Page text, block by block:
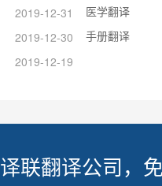
2019-12-31 医学翻译
2019-12-30 手册翻译
2019-12-19
译联翻译公司，